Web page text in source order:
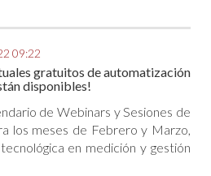
09:22
gratuitos de automatización
disponibles!
de Webinars y Sesiones de
los meses de Febrero y Marzo,
en medición y gestión